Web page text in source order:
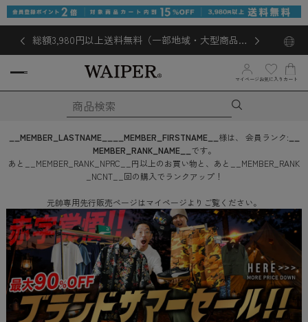
総額3,980円以上送料無料（一部地域・大型商品対
マイページ お気に入り カート
__MEMBER_LASTNAME__ __MEMBER_FIRSTNAME__ 様は、 会員ランク:
MEMBER_RANK_NAME__ です。
あと
__MEMBER_RANK_NPRC__ 円以上のお買い物と、あと
__MEMBER_RANK
_NCNT__ 回の購入でランクアップ！
元帥専用先行販売ページはマイページよりご覧ください。